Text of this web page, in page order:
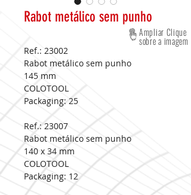
Rabot metálico sem punho
Ref.: 23002
Rabot metálico sem punho
145 mm
COLOTOOL
Packaging: 25
Ref.: 23007
Rabot metálico sem punho
140 x 34 mm
COLOTOOL
Packaging: 12
Ampliar Clique
sobre a imagem